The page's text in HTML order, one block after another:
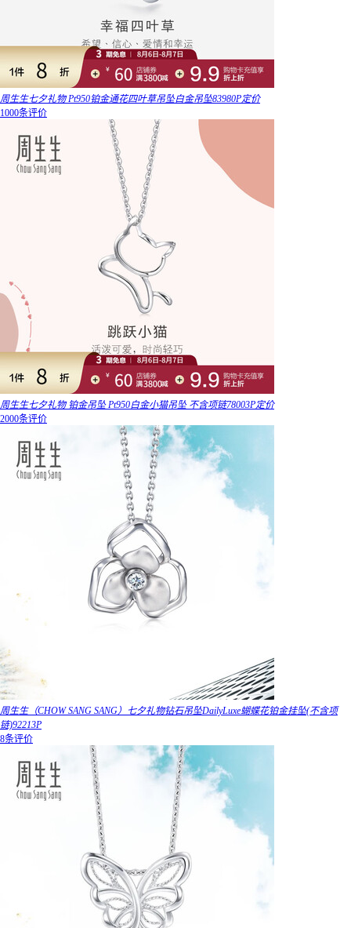
周生生七夕礼物 Pt950铂金通花四叶草吊坠白金吊坠83980P定价
1000条评价
周生生七夕礼物 铂金吊坠 Pt950白金小猫吊坠 不含项链78003P定价
2000条评价
周生生（CHOW SANG SANG）七夕礼物钻石吊坠DailyLuxe蝴蝶花铂金挂坠(不含项
链)92213P
8条评价